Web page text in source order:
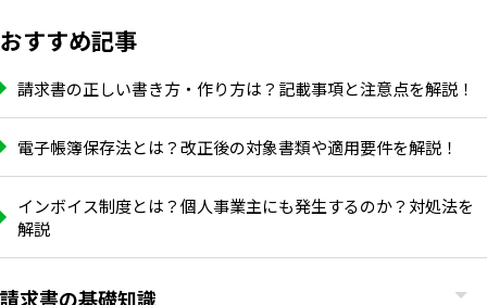
おすすめ記事
請求書の正しい書き方・作り方は？記載事項と注意点を解説！
電子帳簿保存法とは？改正後の対象書類や適用要件を解説！
インボイス制度とは？個人事業主にも発生するのか？対処法を
解説
請求書の基礎知識